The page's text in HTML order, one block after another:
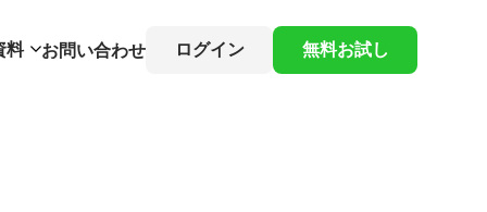
料 お問い合わせ ログイン 無料お試し